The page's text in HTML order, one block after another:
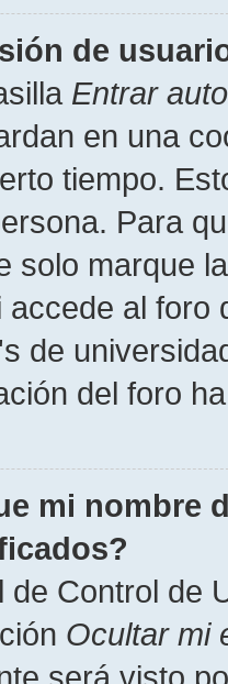
de
Entrar
en una
tiempo.
Para
solo marque
accede al foro
de
del foro
mi nombre
de Control de
Ocultar mi